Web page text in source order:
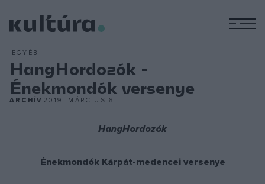
EGYÉB
HangHordozók -
Énekmondók versenye
ARCHÍV2019. MÁRCIUS 6.
HangHordozók
Énekmondók Kárpát-medencei versenye